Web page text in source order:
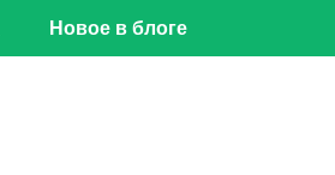
Новое в блоге